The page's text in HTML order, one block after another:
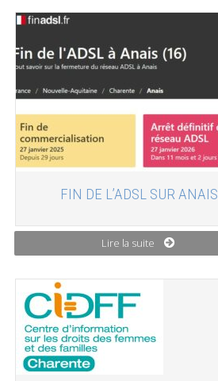
FIN DE L’ADSL SUR ANAIS
Lire la suite